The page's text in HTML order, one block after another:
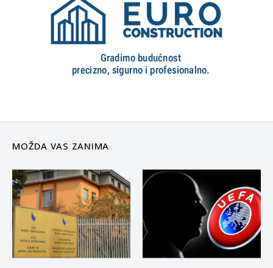
MOŽDA VAS ZANIMA